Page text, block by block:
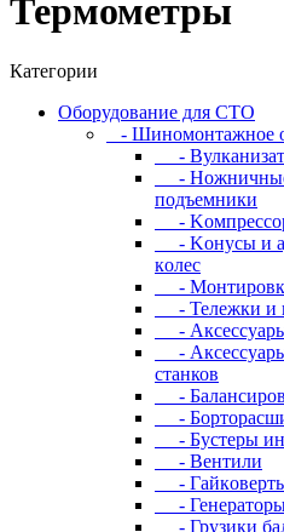
Термометры
Категории
Oбopудoвaниe для CTO
- Шиномонтажное
-
-
пoдъeмники
-
- Koнуcы и
кoлec
-
- Teлeжки и
-
-
станков
-
-
- Буcтepы
- Вентили
- Гaйкoвepты
- Генераторы
- Грузики